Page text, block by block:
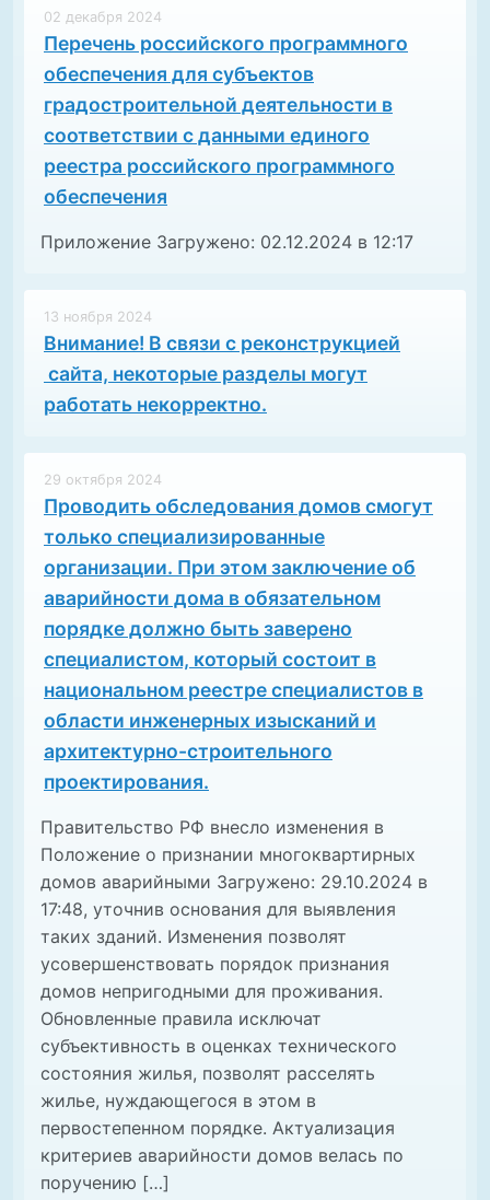
02 декабря 2024
Перечень российского программного
обеспечения для субъектов
градостроительной деятельности в
соответствии с данными единого
реестра российского программного
обеспечения
Приложение Загружено: 02.12.2024 в 12:17
13 ноября 2024
Внимание! В связи с реконструкцией
сайта, некоторые разделы могут
работать некорректно.
29 октября 2024
Проводить обследования домов смогут
только специализированные
организации. При этом заключение об
аварийности дома в обязательном
порядке должно быть заверено
специалистом, который состоит в
национальном реестре специалистов в
области инженерных изысканий и
архитектурно-строительного
проектирования.
Правительство РФ внесло изменения в
Положение о признании многоквартирных
домов аварийными Загружено: 29.10.2024 в
17:48, уточнив основания для выявления
таких зданий. Изменения позволят
усовершенствовать порядок признания
домов непригодными для проживания.
Обновленные правила исключат
субъективность в оценках технического
состояния жилья, позволят расселять
жилье, нуждающегося в этом в
первостепенном порядке. Актуализация
критериев аварийности домов велась по
поручению […]